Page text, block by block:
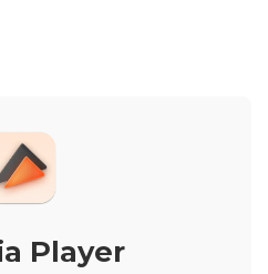
Player